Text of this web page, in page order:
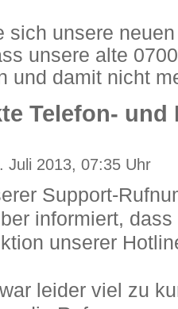
sich unsere
unsere alte
und damit nicht
Telefon-
Juli 2013, 07:35 Uhr
Support-
informiert,
unserer
leider viel zu